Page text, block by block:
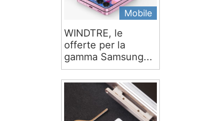
Mobile
WINDTRE, le
offerte per la
gamma Samsung...